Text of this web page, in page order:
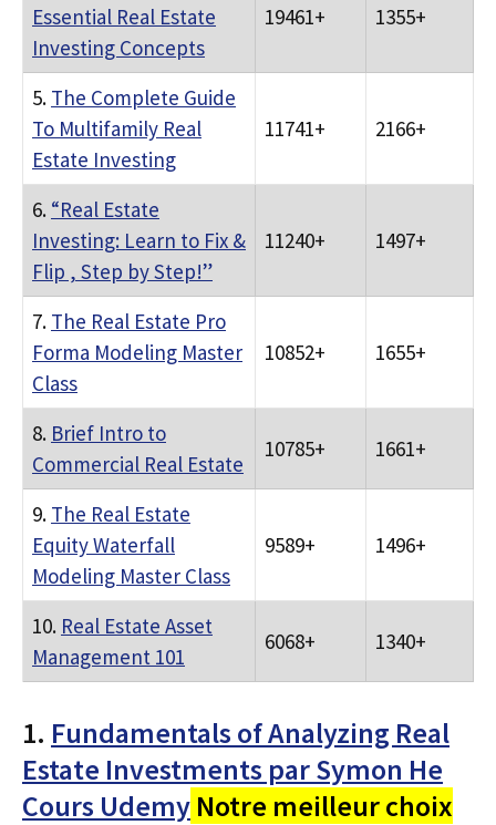
Essential Real Estate
Investing Concepts
19461+ 1355+
5. The Complete Guide
To Multifamily Real
Estate Investing
11741+ 2166+
6. “Real Estate
Investing: Learn to Fix &
Flip , Step by Step!”
11240+ 1497+
7. The Real Estate Pro
Forma Modeling Master
Class
10852+ 1655+
8. Brief Intro to
Commercial Real Estate
10785+ 1661+
9. The Real Estate
Equity Waterfall
Modeling Master Class
9589+ 1496+
10. Real Estate Asset
Management 101
6068+ 1340+
1. Fundamentals of Analyzing Real
Estate Investments par Symon He
Cours Udemy Notre meilleur choix